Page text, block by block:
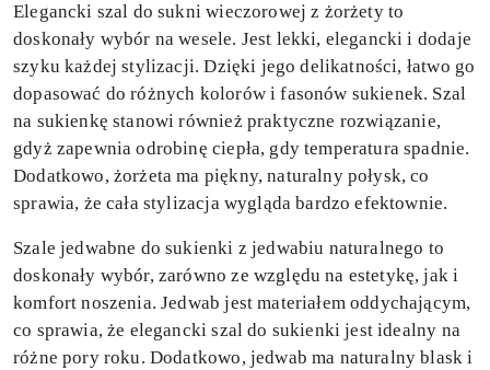
Elegancki szal do sukni wieczorowej z żorżety to
doskonały wybór na wesele. Jest lekki, elegancki i dodaje
szyku każdej stylizacji. Dzięki jego delikatności, łatwo go
dopasować do różnych kolorów i fasonów sukienek. Szal
na sukienkę stanowi również praktyczne rozwiązanie,
gdyż zapewnia odrobinę ciepła, gdy temperatura spadnie.
Dodatkowo, żorżeta ma piękny, naturalny połysk, co
sprawia, że cała stylizacja wygląda bardzo efektownie.
Szale jedwabne do sukienki z jedwabiu naturalnego to
doskonały wybór, zarówno ze względu na estetykę, jak i
komfort noszenia. Jedwab jest materiałem oddychającym,
co sprawia, że elegancki szal do sukienki jest idealny na
różne pory roku. Dodatkowo, jedwab ma naturalny blask i